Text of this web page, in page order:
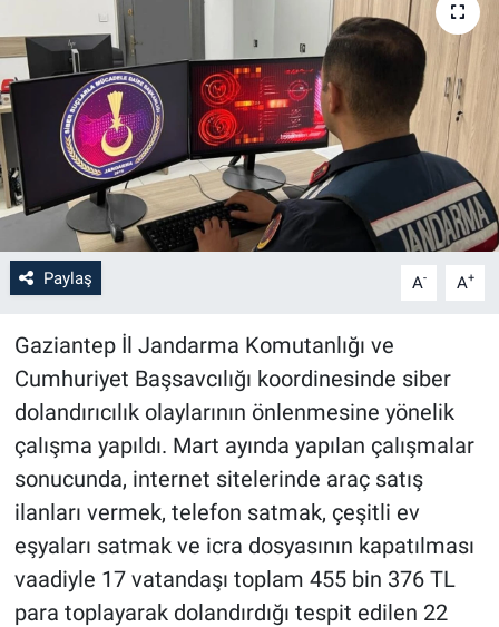
Paylaş A- A+
Gaziantep İl Jandarma Komutanlığı ve
Cumhuriyet Başsavcılığı koordinesinde siber
dolandırıcılık olaylarının önlenmesine yönelik
çalışma yapıldı. Mart ayında yapılan çalışmalar
sonucunda, internet sitelerinde araç satış
ilanları vermek, telefon satmak, çeşitli ev
eşyaları satmak ve icra dosyasının kapatılması
vaadiyle 17 vatandaşı toplam 455 bin 376 TL
para toplayarak dolandırdığı tespit edilen 22